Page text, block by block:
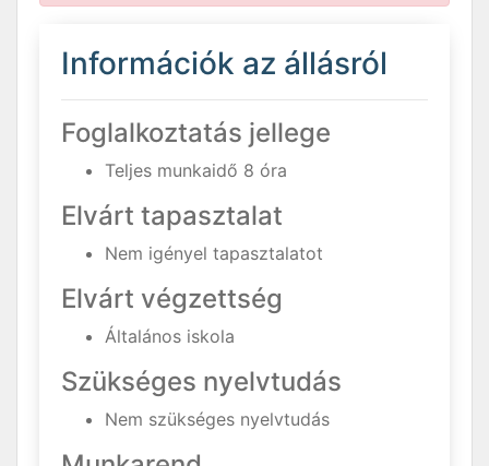
Információk az állásról
Foglalkoztatás jellege
Teljes munkaidő 8 óra
Elvárt tapasztalat
Nem igényel tapasztalatot
Elvárt végzettség
Általános iskola
Szükséges nyelvtudás
Nem szükséges nyelvtudás